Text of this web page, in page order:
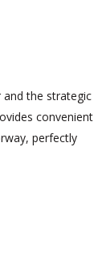
and the strategic
convenient
perfectly